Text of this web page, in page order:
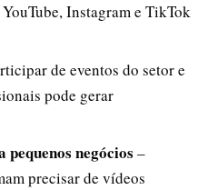
Instagram e TikTok
de eventos do setor e
pode gerar
negócios –
precisar de vídeos